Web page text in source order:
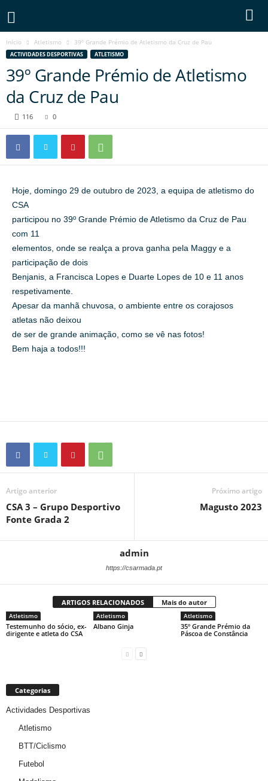
Início Atletismo 39º Grande Prémio de Atletismo da Cruz de Pau
ACTIVIDADES DESPORTIVAS ATLETISMO
39º Grande Prémio de Atletismo
da Cruz de Pau
116 0
Hoje, domingo 29 de outubro de 2023, a equipa de atletismo do
CSA
participou no 39º Grande Prémio de Atletismo da Cruz de Pau
com 11
elementos, onde se realça a prova ganha pela Maggy e a
participação de dois
Benjanis, a Francisca Lopes e Duarte Lopes de 10 e 11 anos
respetivamente.
Apesar da manhã chuvosa, o ambiente entre os corajosos
atletas não deixou
de ser de grande animação, como se vê nas fotos!
Bem haja a todos!!!
Artigo anterior
CSA 3 – Grupo Desportivo
Fonte Grada 2
Próximo artigo
Magusto 2023
admin
https://csarmada.pt
ARTIGOS RELACIONADOS Mais do autor
Atletismo
Testemunho do sócio, ex-
dirigente e atleta do CSA
Atletismo
Albano Ginja
Atletismo
35º Grande Prémio da
Páscoa de Constância
Categorias
Actividades Desportivas
Atletismo
BTT/Ciclismo
Futebol